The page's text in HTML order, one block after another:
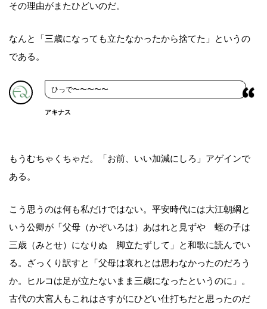
その理由がまたひどいのだ。
なんと「三歳になっても立たなかったから捨てた」というの
である。
ひっで〜〜〜〜〜
アキナス
もうむちゃくちゃだ。「お前、いい加減にしろ」アゲインで
ある。
こう思うのは何も私だけではない。平安時代には大江朝綱と
いう公卿が「父母（かぞいろは）あはれと見ずや 蛭の子は
三歳（みとせ）になりぬ 脚立たずして」と和歌に読んでい
る。ざっくり訳すと「父母は哀れとは思わなかったのだろう
か。ヒルコは足が立たないまま三歳になったというのに」。
古代の大宮人もこれはさすがにひどい仕打ちだと思ったのだ